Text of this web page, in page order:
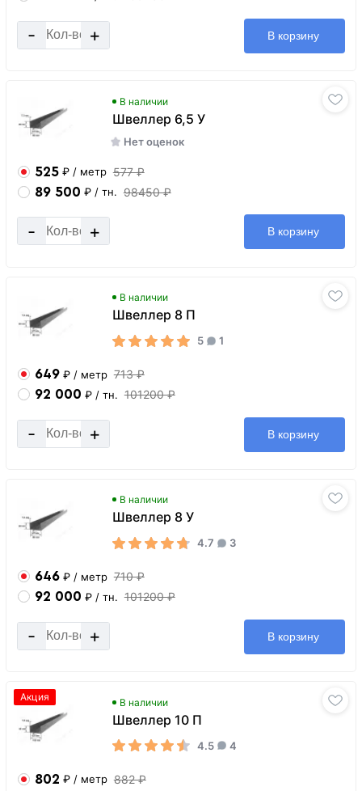
- + В корзину
В наличии
Швеллер 6,5 У
Нет оценок
525 ₽ / метр 577 ₽
89 500 ₽ / тн. 98450 ₽
- + В корзину
В наличии
Швеллер 8 П
5 1
649 ₽ / метр 713 ₽
92 000 ₽ / тн. 101200 ₽
- + В корзину
В наличии
Швеллер 8 У
4.7 3
646 ₽ / метр 710 ₽
92 000 ₽ / тн. 101200 ₽
- + В корзину
В наличии
Швеллер 10 П
4.5 4
Акция
802 ₽ / метр 882 ₽